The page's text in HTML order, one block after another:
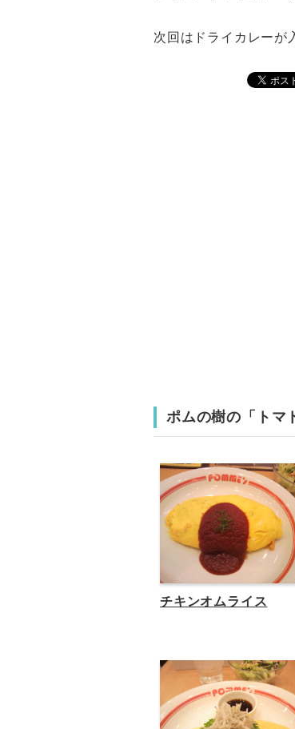
次回はドライカレーが
ポムの樹の「トマ
チキンオムライス